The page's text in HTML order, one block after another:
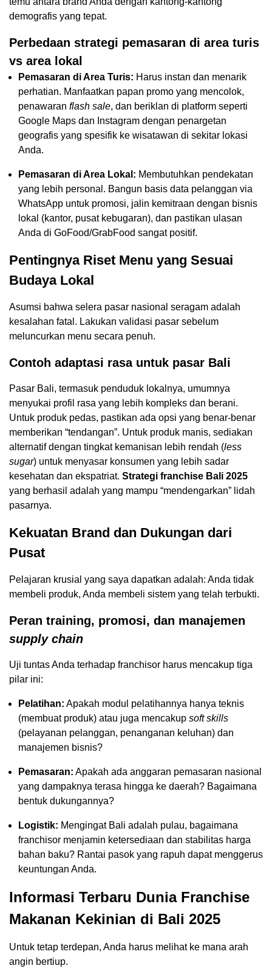
demografis yang tepat.
Perbedaan strategi pemasaran di area turis
vs area lokal
Pemasaran di Area Turis: Harus instan dan menarik
perhatian. Manfaatkan papan promo yang mencolok,
penawaran flash sale, dan beriklan di platform seperti
Google Maps dan Instagram dengan penargetan
geografis yang spesifik ke wisatawan di sekitar lokasi
Anda.
Pemasaran di Area Lokal: Membutuhkan pendekatan
yang lebih personal. Bangun basis data pelanggan via
WhatsApp untuk promosi, jalin kemitraan dengan bisnis
lokal (kantor, pusat kebugaran), dan pastikan ulasan
Anda di GoFood/GrabFood sangat positif.
Pentingnya Riset Menu yang Sesuai
Budaya Lokal
Asumsi bahwa selera pasar nasional seragam adalah
kesalahan fatal. Lakukan validasi pasar sebelum
meluncurkan menu secara penuh.
Contoh adaptasi rasa untuk pasar Bali
Pasar Bali, termasuk penduduk lokalnya, umumnya
menyukai profil rasa yang lebih kompleks dan berani.
Untuk produk pedas, pastikan ada opsi yang benar-benar
memberikan “tendangan”. Untuk produk manis, sediakan
alternatif dengan tingkat kemanisan lebih rendah (less
sugar) untuk menyasar konsumen yang lebih sadar
kesehatan dan ekspatriat. Strategi franchise Bali 2025
yang berhasil adalah yang mampu “mendengarkan” lidah
pasarnya.
Kekuatan Brand dan Dukungan dari
Pusat
Pelajaran krusial yang saya dapatkan adalah: Anda tidak
membeli produk, Anda membeli sistem yang telah terbukti.
Peran training, promosi, dan manajemen
supply chain
Uji tuntas Anda terhadap franchisor harus mencakup tiga
pilar ini:
Pelatihan: Apakah modul pelatihannya hanya teknis
(membuat produk) atau juga mencakup soft skills
(pelayanan pelanggan, penanganan keluhan) dan
manajemen bisnis?
Pemasaran: Apakah ada anggaran pemasaran nasional
yang dampaknya terasa hingga ke daerah? Bagaimana
bentuk dukungannya?
Logistik: Mengingat Bali adalah pulau, bagaimana
franchisor menjamin ketersediaan dan stabilitas harga
bahan baku? Rantai pasok yang rapuh dapat menggerus
keuntungan Anda.
Informasi Terbaru Dunia Franchise
Makanan Kekinian di Bali 2025
Untuk tetap terdepan, Anda harus melihat ke mana arah
angin bertiup.